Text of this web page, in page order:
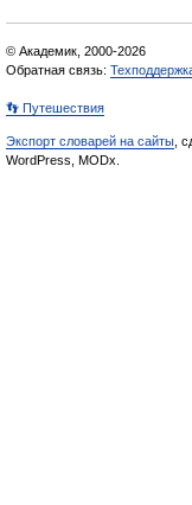
© Академик, 2000-2026
Обратная связь:
👣 Путешествия
Экспорт словарей на сайты ,
WordPress, MODx.